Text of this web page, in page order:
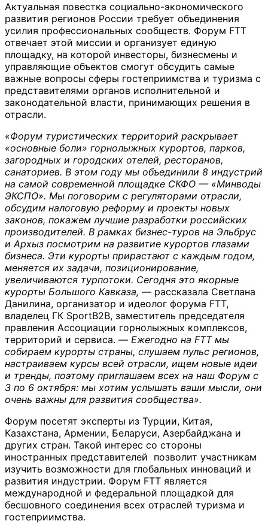
Актуальная повестка социально-экономического
развития регионов России требует объединения
усилия профессиональных сообществ. Форум FTT
отвечает этой миссии и организует единую
площадку, на которой инвесторы, бизнесмены и
управляющие объектов смогут обсудить самые
важные вопросы сферы гостеприимства и туризма с
представителями органов исполнительной и
законодательной власти, принимающих решения в
отрасли.
«Форум туристических территорий раскрывает
«основные боли» горнолыжных курортов, парков,
загородных и городских отелей, ресторанов,
санаториев. В этом году мы объединили 8 индустрий
на самой современной площадке СКФО — «Минводы
ЭКСПО». Мы поговорим с регуляторами отрасли,
обсудим налоговую реформу и проекты новых
законов, покажем лучшие разработки российских
производителей. В рамках бизнес-туров на Эльбрус
и Архыз посмотрим на развитие курортов глазами
бизнеса. Эти курорты прирастают с каждым годом,
меняется их задачи, позиционирование,
увеличиваются турпотоки. Сегодня это якорные
курорты Большого Кавказа, — рассказала Светлана
Данилина, организатор и идеолог форума FTT,
владелец ГК SportB2B, заместитель председателя
правления Ассоциации горнолыжных комплексов,
территорий и сервиса. — Ежегодно на FTT мы
собираем курорты страны, слушаем пульс регионов,
настраиваем курсы всей отрасли, ищем новые идеи
и тренды, поэтому приглашаем всех на наш Форум с
3 по 6 октября: мы хотим услышать ваши мысли, они
очень важны для развития сообщества».
Форум посетят эксперты из Турции, Китая,
Казахстана, Армении, Беларуси, Азербайджана и
других стран. Такой интерес со стороны
иностранных представителей позволит участникам
изучить возможности для глобальных инноваций и
развития индустрии. Форум FTT является
международной и федеральной площадкой для
бесшовного соединения всех отраслей туризма и
гостеприимства.